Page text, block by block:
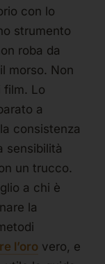
con lo
strumento
roba da
morso. Non
film. Lo
a
consistenza
sensibilità
un trucco.
a chi è
la
l’oro vero, e